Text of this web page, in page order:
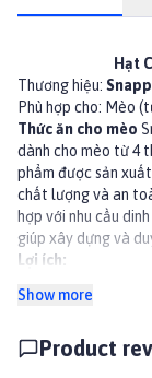
Hạt
Thương hiệu:
Phù hợp cho: Mèo
Thức ăn cho mèo
dành cho mèo từ 4
phẩm được sản
chất lượng và an
hợp với nhu cầu
giúp xây dựng và
Lợi ích:
thành.
Giảm mùi hôi của
Show more
Product